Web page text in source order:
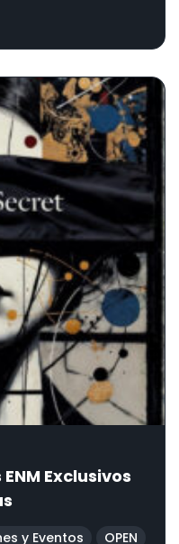
ENM Exclusivos
y Eventos OPEN